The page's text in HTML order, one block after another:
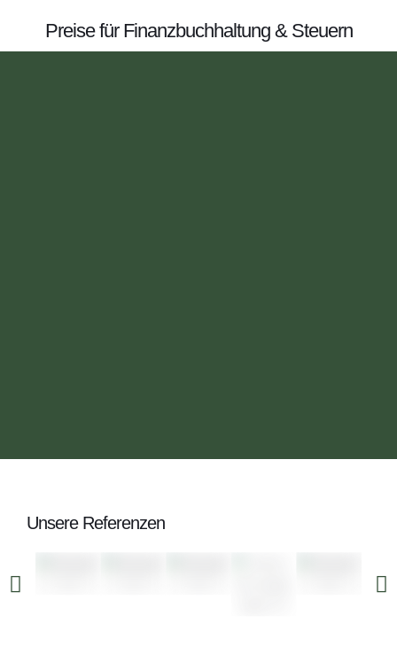
Preise für Finanzbuchhaltung & Steuern
Unsere Referenzen